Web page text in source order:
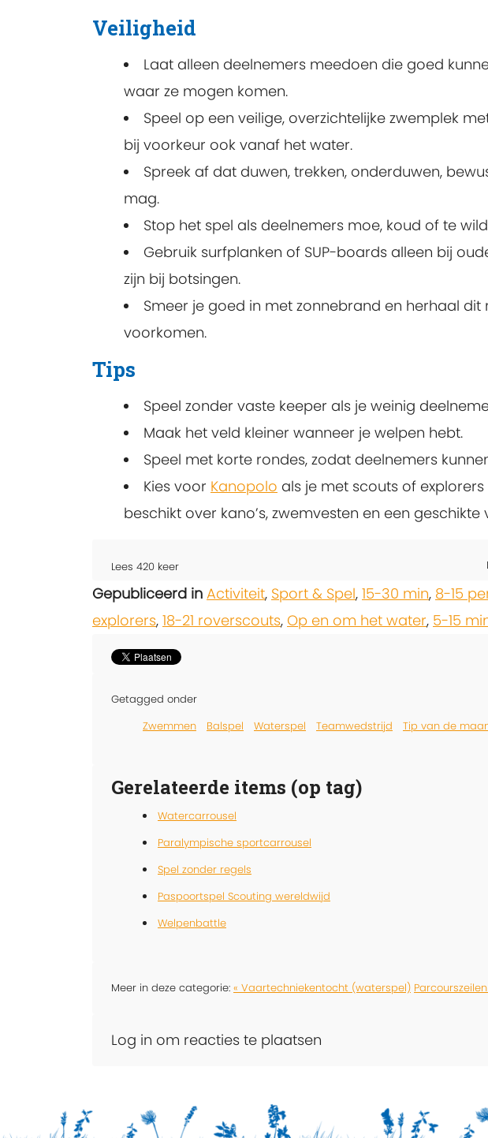
Veiligheid
Laat alleen deelnemers meedoen die goed
waar ze mogen komen.
Speel op een veilige, overzichtelijke zwemplek
bij voorkeur ook vanaf het water.
Spreek af dat duwen, trekken, onderduwen,
mag.
Stop het spel als deelnemers moe, koud of te
Gebruik surfplanken of SUP-boards alleen bij
zijn bij botsingen.
Smeer je goed in met zonnebrand en herhaal
voorkomen.
Tips
Speel zonder vaste keeper als je weinig
Maak het veld kleiner wanneer je welpen hebt.
Speel met korte rondes, zodat deelnemers
Kies voor Kanopolo als je met scouts of
beschikt over kano’s, zwemvesten en een
Lees 420 keer
Gepubliceerd in Activiteit, Sport & Spel, 15-30 min, 8-15
explorers, 18-21 roverscouts, Op en om het water, 5-15
Getagged onder
Zwemmen
Balspel Waterspel Teamwedstrijd Tip van de
Gerelateerde items (op tag)
Watercarrousel
Paralympische sportcarrousel
Spel zonder regels
Paspoortspel Scouting wereldwijd
Welpenbattle
Meer in deze categorie: « Vaartechniekentocht (waterspel)
Log in om reacties te plaatsen